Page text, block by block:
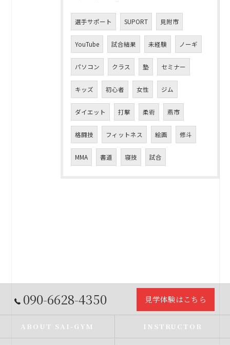
選手サポート SUPORT 見附市
YouTube 試合結果 未経験 ノーギ
パソコン クラス 塾 セミナー
キッズ 初心者 女性 ジム
ダイエット 打撃 柔術 燕市
格闘技 フィットネス 絵画 修斗
MMA 書道 寝技 試合
090-6628-4350 見学体験はこちら
ABOUT SAI-GYM INSTRUCTOR